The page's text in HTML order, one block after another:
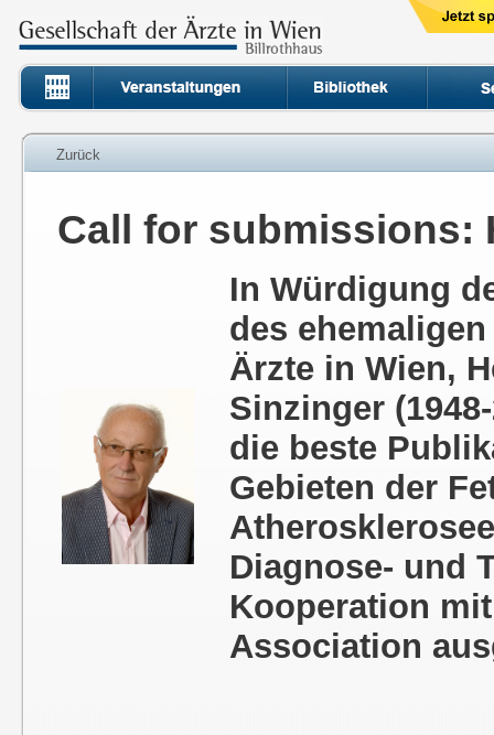
Zurück
Call for submissions:
In Würdigung
des
Ärzte in Wien,
Sinzinger
die beste
Gebieten der
Diagnose- und
Kooperation
Association